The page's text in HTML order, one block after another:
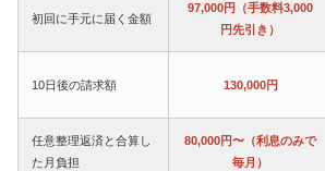
初回に手元に届く金額
97,000円（手数料3,000
円先引き）
10日後の請求額 130,000円
任意整理返済と合算し
た月負担
80,000円〜（利息のみで
毎月）